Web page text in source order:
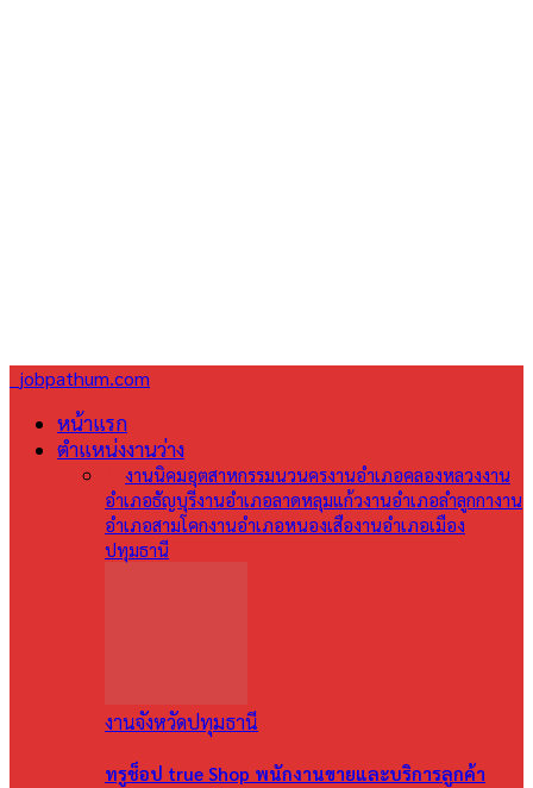
jobpathum.com
หน้าแรก
ตำแหน่งงานว่าง
งานนิคมอุตสาหกรรมนวนครงานอำเภอคลองหลวงงาน
อำเภอธัญบุรีงานอำเภอลาดหลุมแก้วงานอำเภอลำลูกกางาน
อำเภอสามโคกงานอำเภอหนองเสืองานอำเภอเมือง
ปทุมธานี
งานจังหวัดปทุมธานี
ทรูช็อป true Shop พนักงานขายและบริการลูกค้า